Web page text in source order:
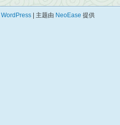
WordPress | 主题由 NeoEase 提供